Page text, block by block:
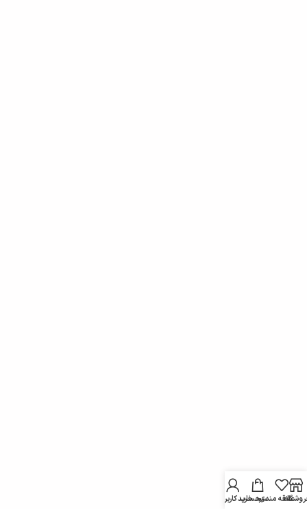
علاقه مندیسبد خرید
حساب کاربری من